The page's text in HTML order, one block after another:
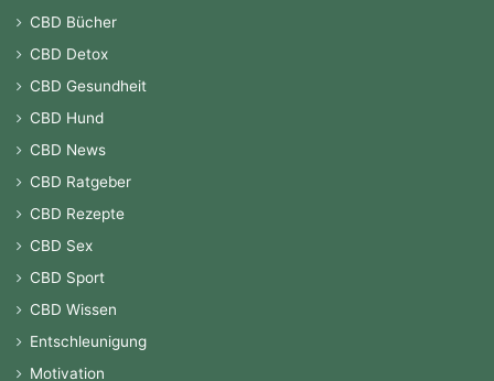
CBD Bücher
CBD Detox
CBD Gesundheit
CBD Hund
CBD News
CBD Ratgeber
CBD Rezepte
CBD Sex
CBD Sport
CBD Wissen
Entschleunigung
Motivation